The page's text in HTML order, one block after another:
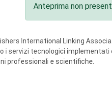
Anteprima non
International Linking
servizi tecnologici implementati
professionali e scientifiche.